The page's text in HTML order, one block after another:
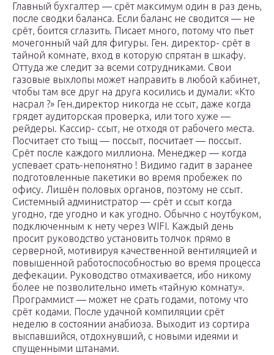
Главный бухгалтер — срёт максимум один в раз день,
после сводки баланса. Если баланс не сводится — не
срёт, боится сглазить. Писает много, потому что пьет
мочегонный чай для фигуры. Ген. директор- срёт в
тайной комнате, вход в которую спрятан в шкафу.
Оттуда же следит за всеми сотрудниками. Свои
газовые выхлопы может направить в любой кабинет,
чтобы там все друг на друга косились и думали: «Кто
насрал ?» Ген.директор никогда не ссыт, даже когда
грядет аудиторская проверка, или того хуже —
рейдеры. Кассир- ссыт, не отходя от рабочего места.
Посчитает сто тыщ — поссыт, посчитает — поссыт.
Срёт после каждого миллиона. Менеджер — когда
успевает срать-непонятно ! Видимо гадит в заранее
подготовленные пакетики во время пробежек по
офису. Лишён половых органов, поэтому не ссыт.
Системный администратор — срёт и ссыт когда
угодно, где угодно и как угодно. Обычно с ноутбуком,
подключенным к нету через WIFI. Каждый день
просит руководство установить толчок прямо в
серверной, мотивируя качественной вентиляцией и
повышенной работоспособностью во время процесса
дефекации. Руководство отмахивается, ибо никому
более не позволительно иметь «тайную комнату».
Программист — может не срать годами, потому что
срёт кодами. После удачной компиляции срёт
неделю в состоянии анабиоза. Выходит из сортира
выспавшийся, отдохнувший, с новыми идеями и
спущенными штанами.